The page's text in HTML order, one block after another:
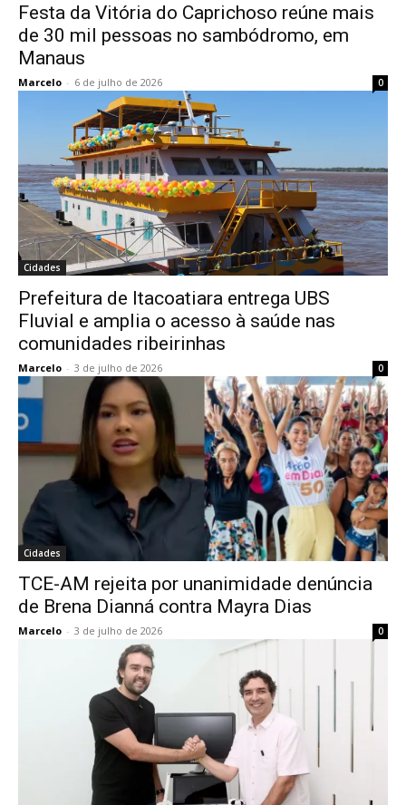
Festa da Vitória do Caprichoso reúne mais
de 30 mil pessoas no sambódromo, em
Manaus
Marcelo - 6 de julho de 2026 0
Cidades
Prefeitura de Itacoatiara entrega UBS
Fluvial e amplia o acesso à saúde nas
comunidades ribeirinhas
Marcelo - 3 de julho de 2026 0
Cidades
TCE-AM rejeita por unanimidade denúncia
de Brena Dianná contra Mayra Dias
Marcelo - 3 de julho de 2026 0